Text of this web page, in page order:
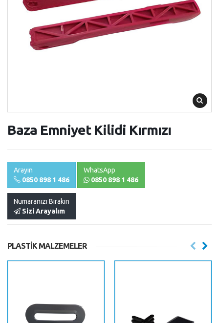
Baza Emniyet Kilidi Kırmızı
Arayın
0850 898 1 486
WhatsApp
0850 898 1 486
Numaranızı Bırakın
Sizi Arayalım
PLASTIK MALZEMELER